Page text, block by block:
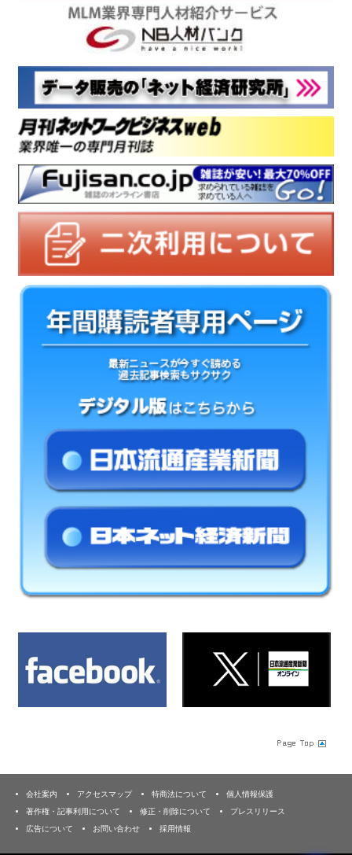
会社案内 アクセスマップ 特商法について
個人情報保護
著作権・記事利用について
修正・削除について
プレスリリース
広告について
お問い合わせ 採用情報